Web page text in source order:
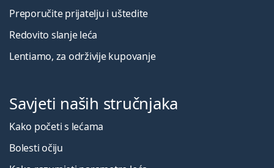
Preporučite prijatelju i uštedite
Redovito slanje leća
Lentiamo, za održivije kupovanje
Savjeti naših stručnjaka
Kako početi s lećama
Bolesti očiju